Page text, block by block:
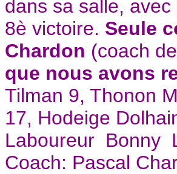
dans sa salle,
8è victoire. Seule
Chardon (coach
que nous avons
Tilman 9, Thonon
17, Hodeige
Laboureur Bonny
Coach: Pascal